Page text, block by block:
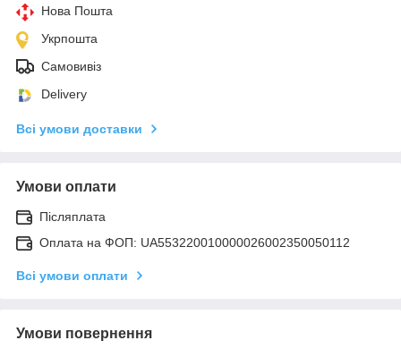
Нова Пошта
Укрпошта
Самовивіз
Delivery
Всі умови доставки
Умови оплати
Післяплата
Оплата на ФОП: UA553220010000026002350050112
Всі умови оплати
Умови повернення